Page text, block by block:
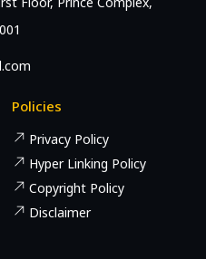
Policies
Privacy Policy
Hyper Linking Policy
Copyright Policy
Disclaimer